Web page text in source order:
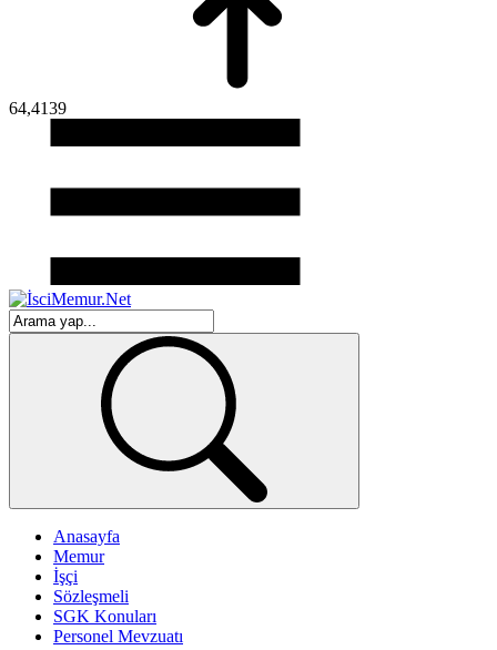
64,4139
Anasayfa
Memur
İşçi
Sözleşmeli
SGK Konuları
Personel Mevzuatı